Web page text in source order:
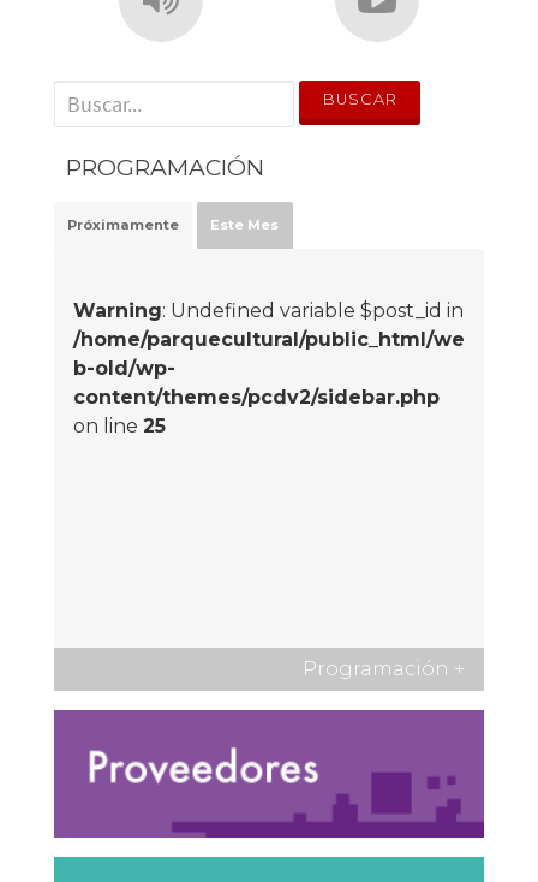
' . __('Search for:') . '
PROGRAMACIÓN
Próximamente Este Mes
Warning: Undefined variable $post_id in
/home/parquecultural/public_html/we
b-old/wp-
content/themes/pcdv2/sidebar.php
on line 25
Programación +